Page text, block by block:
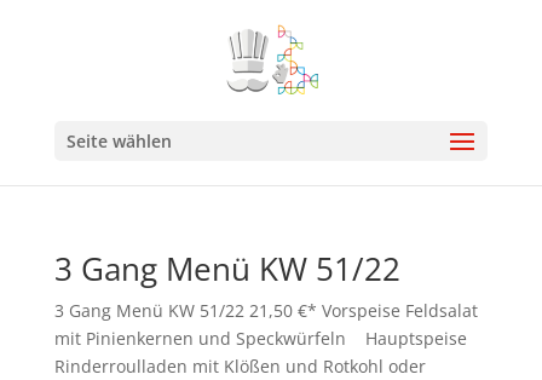
Seite wählen
3 Gang Menü KW 51/22
3 Gang Menü KW 51/22 21,50 €* Vorspeise Feldsalat
mit Pinienkernen und Speckwürfeln Hauptspeise
Rinderroulladen mit Klößen und Rotkohl oder